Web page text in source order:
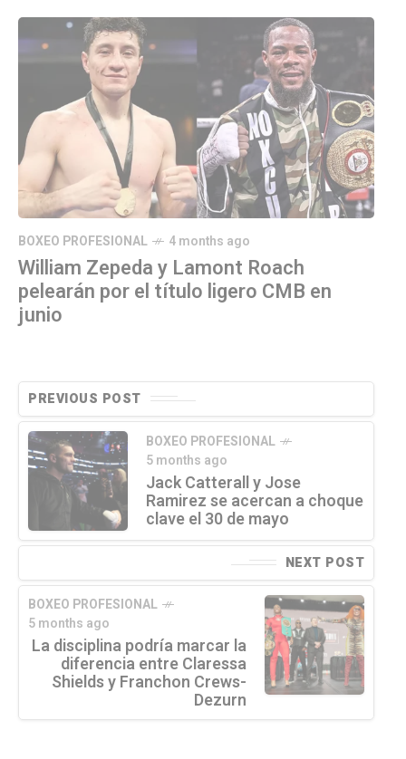
BOXEO PROFESIONAL 4 months ago
William Zepeda y Lamont Roach
pelearán por el título ligero CMB en
junio
PREVIOUS POST
BOXEO PROFESIONAL
5 months ago
Jack Catterall y Jose
Ramirez se acercan a choque
clave el 30 de mayo
NEXT POST
BOXEO PROFESIONAL
5 months ago
La disciplina podría marcar la
diferencia entre Claressa
Shields y Franchon Crews-
Dezurn